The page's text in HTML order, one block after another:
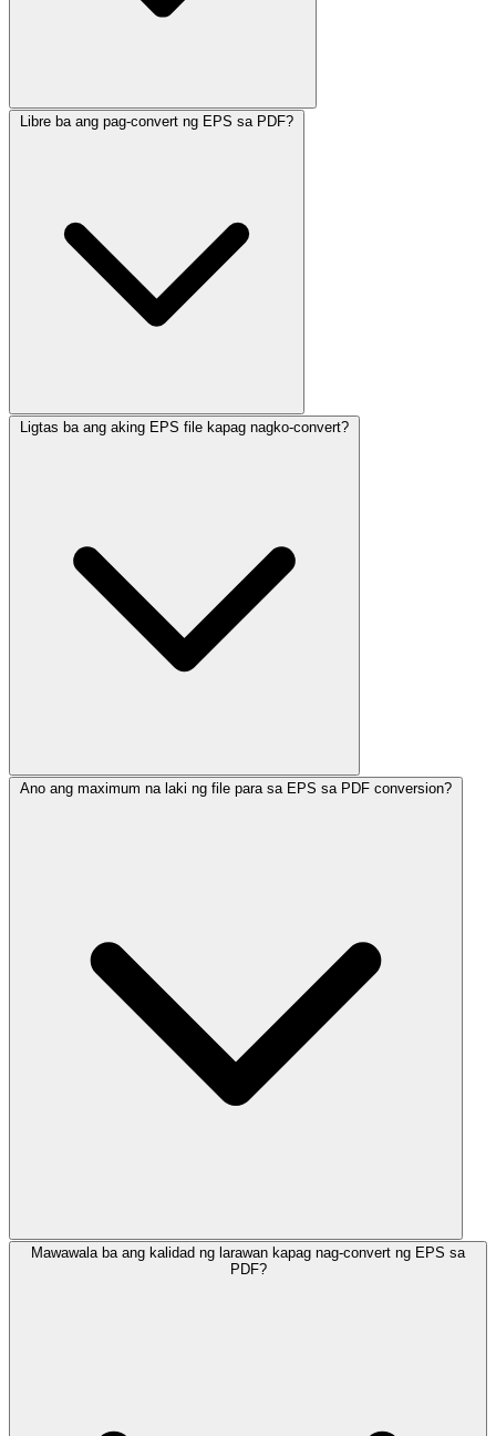
Libre ba ang pag-convert ng EPS sa PDF?
Ligtas ba ang aking EPS file kapag nagko-convert?
Ano ang maximum na laki ng file para sa EPS sa PDF conversion?
Mawawala ba ang kalidad ng larawan kapag nag-convert ng EPS sa
PDF?